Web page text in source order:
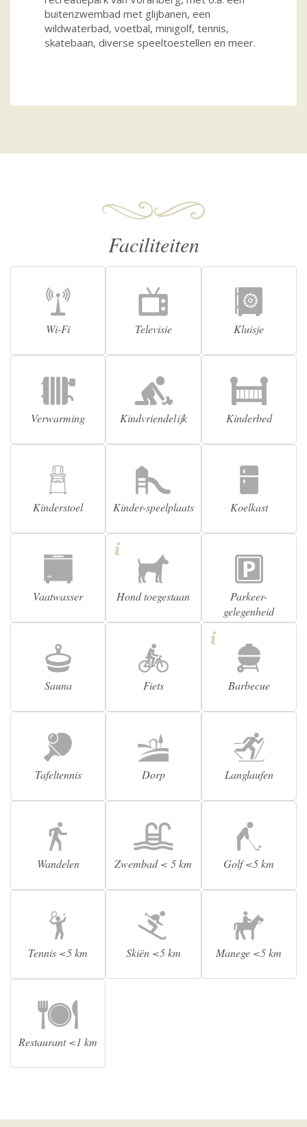
buitenzwembad met glijbanen, een
wildwaterbad, voetbal, minigolf, tennis,
skatebaan, diverse speeltoestellen en meer.
Faciliteiten
Wi-Fi Televisie Kluisje
Verwarming Kindvriendelijk Kinderbed
Kinderstoel Kinder-speelplaats Koelkast
Vaatwasser Hond toegestaan
Parkeer-
gelegenheid
Sauna Fiets Barbecue
Tafeltennis Dorp Langlaufen
Wandelen Zwembad < 5 km Golf <5 km
Tennis <5 km Skiën <5 km Manege <5 km
Restaurant <1 km